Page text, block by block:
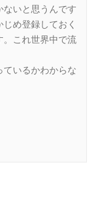
ないと思うんです
め登録しておく
。これ世界中で流
ているかわからな